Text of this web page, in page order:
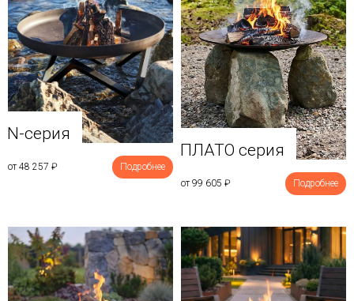
N-серия
от 48 257 ₽ Подробнее
ПЛАТО серия
от 99 605 ₽ Подробнее